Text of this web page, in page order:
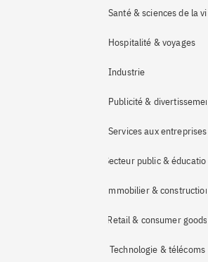
Santé & sciences de la vie
Hospitalité & voyages
Industrie
Publicité & divertissement
Services aux entreprises
Secteur public & éducation
Immobilier & construction
Retail & consumer goods
Technologie & télécoms